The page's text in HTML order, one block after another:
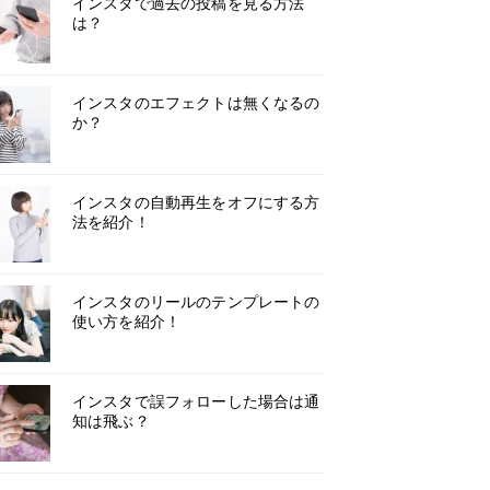
は？
インスタのエフェクトは無くなるの
か？
インスタの自動再生をオフにする方
法を紹介！
インスタのリールのテンプレートの
使い方を紹介！
インスタで誤フォローした場合は通
知は飛ぶ？